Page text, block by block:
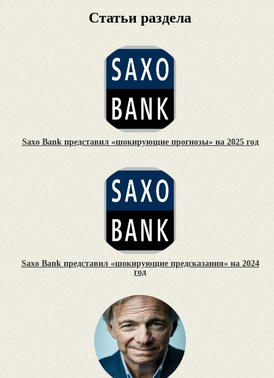
Статьи раздела
Saxo Bank представил «шокирующие прогнозы» на 2025 год
Saxo Bank представил «шокирующие предсказания» на 2024
год